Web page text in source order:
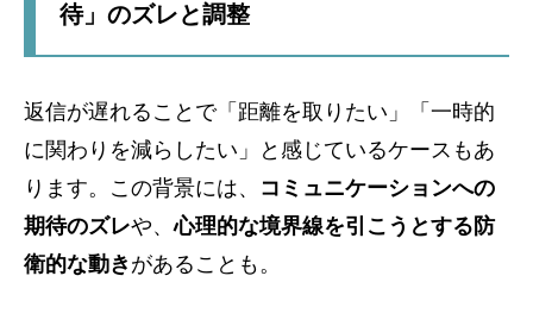
待」のズレと調整
返信が遅れることで「距離を取りたい」「一時的
に関わりを減らしたい」と感じているケースもあ
ります。この背景には、 コミュニケーションへの
期待のズレや、心理的な境界線を引こうとする防
衛的な動き があることも。